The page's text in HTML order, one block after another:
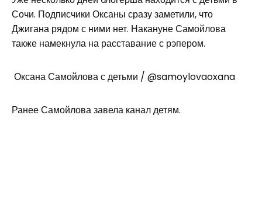
Сочи. Подписчики Оксаны сразу заметили, что
Джигана рядом с ними нет. Накануне Самойлова
также намекнула на расставание с рэпером.
Оксана Самойлова с детьми / @samoylovaoxana
Ранее Самойлова завела канал детям.